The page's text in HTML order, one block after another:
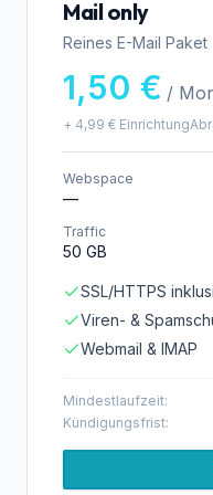
Mail only
Reines E-Mail Paket
1,50 € /
+ 4,99 € Einrichtung
Webspace
—
Traffic
50 GB
SSL/HTTPS
Viren- &
Webmail & IMAP
Mindestlaufzeit:
Kündigungsfrist: